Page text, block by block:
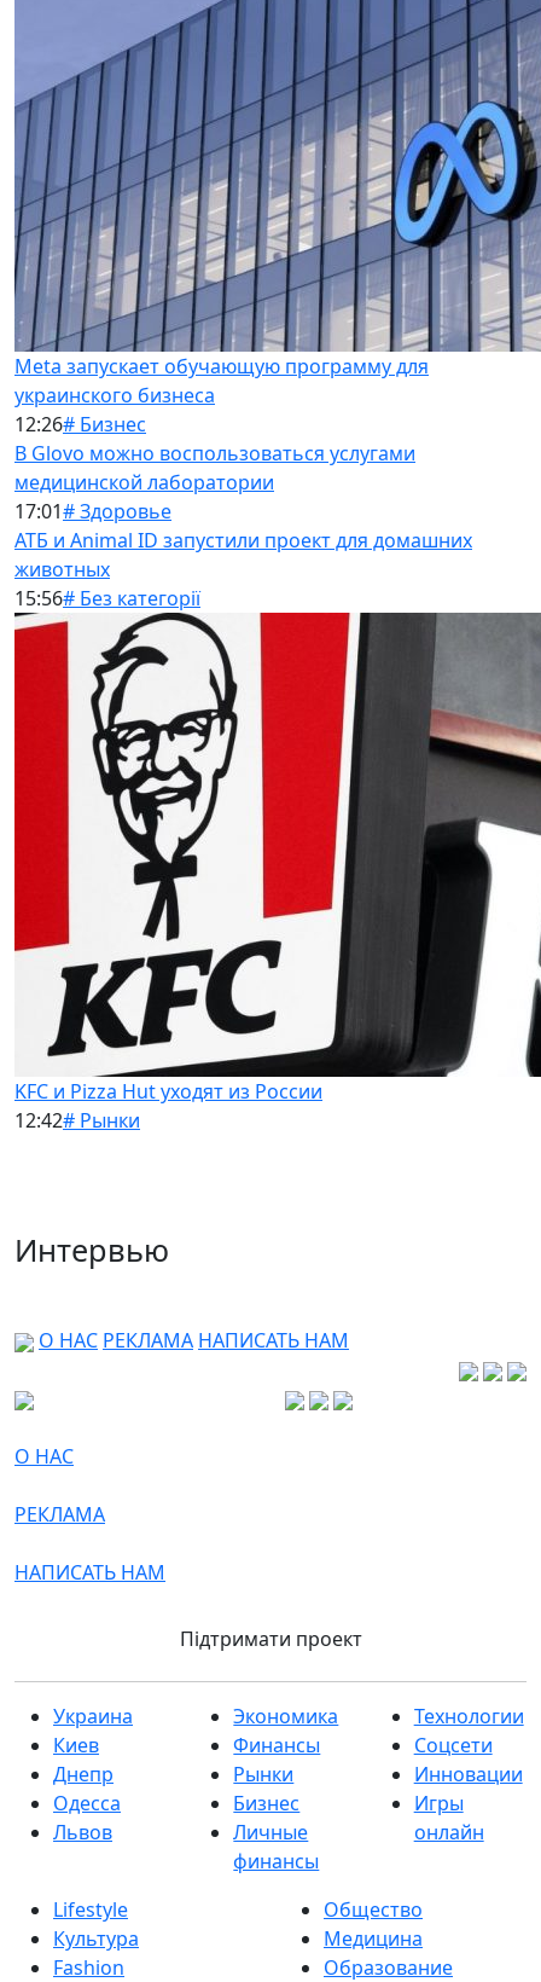
Meta запускает обучающую программу для
украинского бизнеса
12:26# Бизнес
В Glovo можно воспользоваться услугами
медицинской лаборатории
17:01# Здоровье
АТБ и Animal ID запустили проект для домашних
животных
15:56# Без категорії
KFC и Pizza Hut уходят из России
12:42# Рынки
Интервью
О НАС РЕКЛАМА НАПИСАТЬ НАМ
О НАС
РЕКЛАМА
НАПИСАТЬ НАМ
Підтримати проект
Украина
Киев
Днепр
Одесса
Львов
Экономика
Финансы
Рынки
Бизнес
Личные
финансы
Технологии
Соцсети
Инновации
Игры
онлайн
Lifestyle
Культура
Fashion
Общество
Медицина
Образование